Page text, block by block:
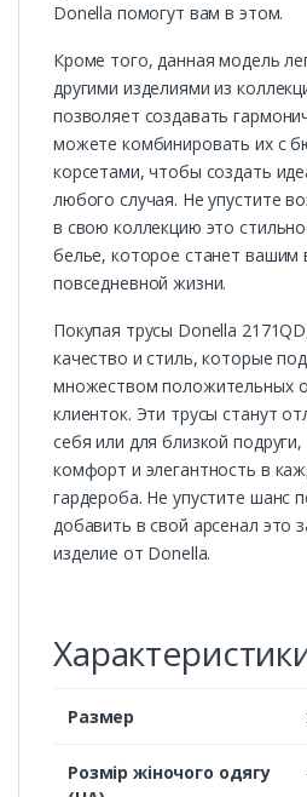
Donella помогут вам в этом.
Кроме того, данная модель
другими изделиями из
позволяет создавать
можете комбинировать их с
корсетами, чтобы создать
любого случая. Не упустите
в свою коллекцию это
белье, которое станет вашим
повседневной жизни.
Покупая трусы Donella
качество и стиль, которые
множеством положительных
клиенток. Эти трусы станут
себя или для близкой
комфорт и элегантность в
гардероба. Не упустите шанс
добавить в свой арсенал это
изделие от Donella.
Размер
Розмір жіночого одягу